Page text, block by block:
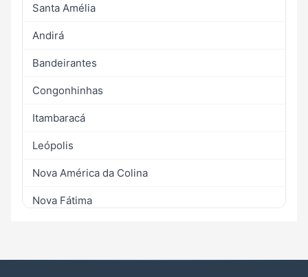
Santa Amélia
Andirá
Bandeirantes
Congonhinhas
Itambaracá
Leópolis
Nova América da Colina
Nova Fátima